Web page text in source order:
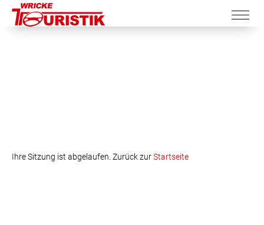
Ihre Sitzung ist abgelaufen. Zurück zurStartseite